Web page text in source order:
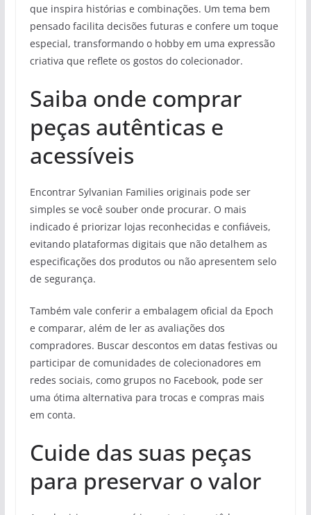
que inspira histórias e combinações. Um tema bem
pensado facilita decisões futuras e confere um toque
especial, transformando o hobby em uma expressão
criativa que reflete os gostos do colecionador.
Saiba onde comprar
peças autênticas e
acessíveis
Encontrar Sylvanian Families originais pode ser
simples se você souber onde procurar. O mais
indicado é priorizar lojas reconhecidas e confiáveis,
evitando plataformas digitais que não detalhem as
especificações dos produtos ou não apresentem selo
de segurança.
Também vale conferir a embalagem oficial da Epoch
e comparar, além de ler as avaliações dos
compradores. Buscar descontos em datas festivas ou
participar de comunidades de colecionadores em
redes sociais, como grupos no Facebook, pode ser
uma ótima alternativa para trocas e compras mais
em conta.
Cuide das suas peças
para preservar o valor